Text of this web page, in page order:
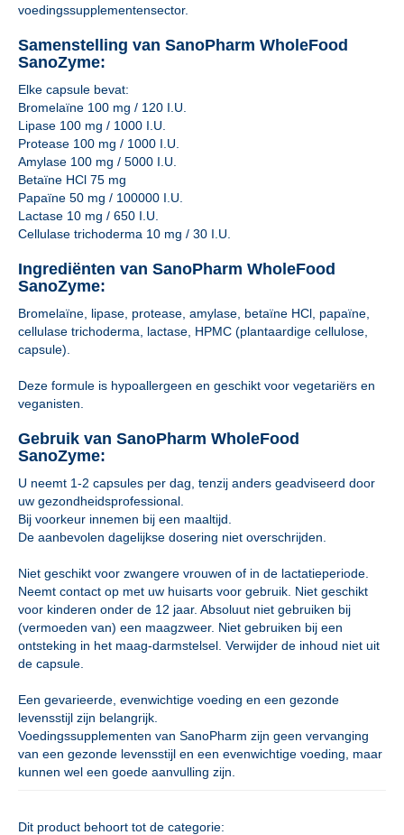
voedingssupplementensector.
Samenstelling van SanoPharm WholeFood
SanoZyme:
Elke capsule bevat:
Bromelaïne 100 mg / 120 I.U.
Lipase 100 mg / 1000 I.U.
Protease 100 mg / 1000 I.U.
Amylase 100 mg / 5000 I.U.
Betaïne HCl 75 mg
Papaïne 50 mg / 100000 I.U.
Lactase 10 mg / 650 I.U.
Cellulase trichoderma 10 mg / 30 I.U.
Ingrediënten van SanoPharm WholeFood
SanoZyme:
Bromelaïne, lipase, protease, amylase, betaïne HCl, papaïne,
cellulase trichoderma, lactase, HPMC (plantaardige cellulose,
capsule).
Deze formule is hypoallergeen en geschikt voor vegetariërs en
veganisten.
Gebruik van SanoPharm WholeFood
SanoZyme:
U neemt 1-2 capsules per dag, tenzij anders geadviseerd door
uw gezondheidsprofessional.
Bij voorkeur innemen bij een maaltijd.
De aanbevolen dagelijkse dosering niet overschrijden.
Niet geschikt voor zwangere vrouwen of in de lactatieperiode.
Neemt contact op met uw huisarts voor gebruik. Niet geschikt
voor kinderen onder de 12 jaar. Absoluut niet gebruiken bij
(vermoeden van) een maagzweer. Niet gebruiken bij een
ontsteking in het maag-darmstelsel. Verwijder de inhoud niet uit
de capsule.
Een gevarieerde, evenwichtige voeding en een gezonde
levensstijl zijn belangrijk.
Voedingssupplementen van SanoPharm zijn geen vervanging
van een gezonde levensstijl en een evenwichtige voeding, maar
kunnen wel een goede aanvulling zijn.
Dit product behoort tot de categorie: